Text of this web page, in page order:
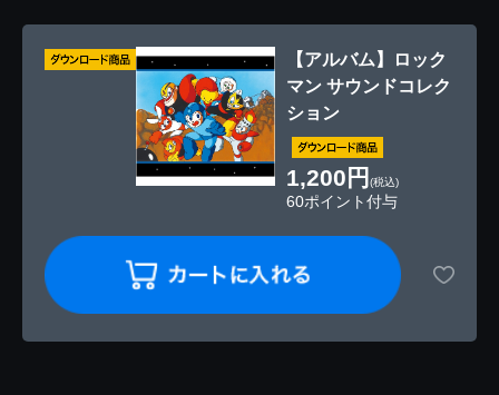
【アルバム】ロック
マン サウンドコレク
ション
1,200円(税込)
60ポイント付与